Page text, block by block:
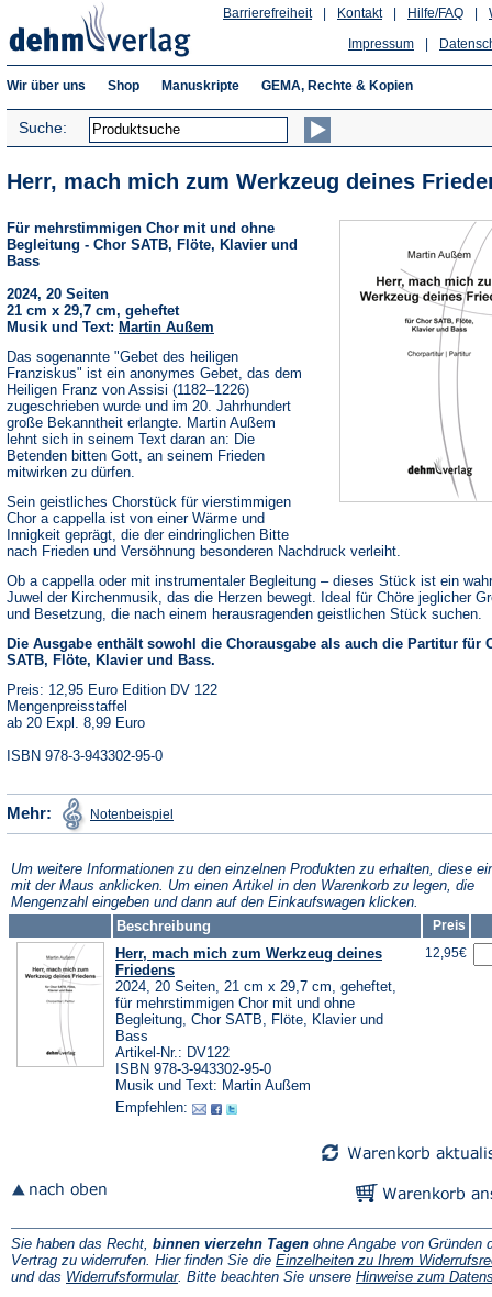
Hilfe/FAQ
Kontakt
Barrierefreiheit
Impressum
Wir über uns Shop Manuskripte GEMA, Rechte & Kopien
Suche:
Herr, mach mich zum Werkzeug deines
Für mehrstimmigen Chor mit und ohne
Begleitung - Chor SATB, Flöte, Klavier und
Bass
2024, 20 Seiten
21 cm x 29,7 cm, geheftet
Musik und Text: Martin Außem
Das sogenannte "Gebet des heiligen
Franziskus" ist ein anonymes Gebet, das dem
Heiligen Franz von Assisi (1182–1226)
zugeschrieben wurde und im 20. Jahrhundert
große Bekanntheit erlangte. Martin Außem
lehnt sich in seinem Text daran an: Die
Betenden bitten Gott, an seinem Frieden
mitwirken zu dürfen.
Sein geistliches Chorstück für vierstimmigen
Chor a cappella ist von einer Wärme und
Innigkeit geprägt, die der eindringlichen Bitte
nach Frieden und Versöhnung besonderen Nachdruck verleiht.
Ob a cappella oder mit instrumentaler Begleitung – dieses Stück ist ein
Juwel der Kirchenmusik, das die Herzen bewegt. Ideal für Chöre jeglicher
und Besetzung, die nach einem herausragenden geistlichen Stück suchen.
Die Ausgabe enthält sowohl die Chorausgabe als auch die Partitur für
SATB, Flöte, Klavier und Bass.
Preis: 12,95 Euro Edition DV 122
Mengenpreisstaffel
ab 20 Expl. 8,99 Euro
ISBN 978-3-943302-95-0
Mehr: Notenbeispiel in
einem
Tab)
Um weitere Informationen zu den einzelnen Produkten zu erhalten, diese
mit der Maus anklicken. Um einen Artikel in den Warenkorb zu legen, die
Mengenzahl eingeben und dann auf den Einkaufswagen klicken.
Beschreibung
Preis
Herr, mach mich zum Werkzeug deines
Friedens
2024, 20 Seiten, 21 cm x 29,7 cm, geheftet,
für mehrstimmigen Chor mit und ohne
Begleitung, Chor SATB, Flöte, Klavier und
Bass
Artikel-Nr.: DV122
ISBN 978-3-943302-95-0
Musik und Text: Martin Außem
Empfehlen:
12,95€
Sie haben das Recht, binnen vierzehn Tagen ohne Angabe von Gründen
Vertrag zu widerrufen. Hier finden Sie die Einzelheiten zu Ihrem
und das Widerrufsformular(Öffnet
. Bitte beachten Sie unsere Hinweise zum